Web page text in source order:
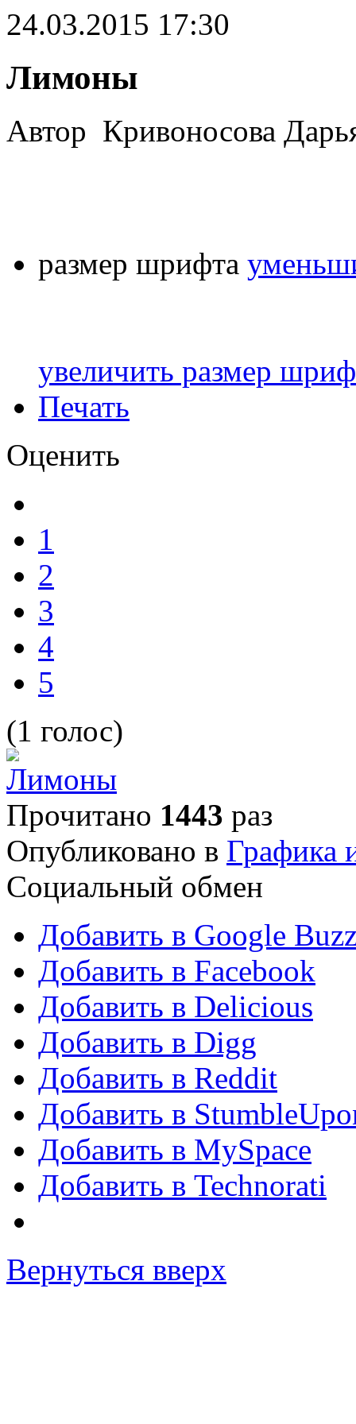
24.03.2015 17:30
Лимоны
Автор Кривоносова
размер шрифта
увеличить размер
Печать
Оценить
1
2
3
4
5
(1 голос)
Прочитано 1443 раз
Опубликовано в Графика
Социальный обмен
Добавить в Google
Добавить в Facebook
Добавить в Delicious
Добавить в Digg
Добавить в Reddit
Добавить в
Добавить в MySpace
Добавить в Technorati
Вернуться вверх